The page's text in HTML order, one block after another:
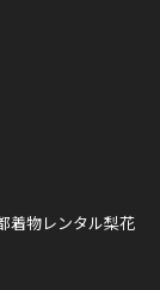
着物レンタル梨花